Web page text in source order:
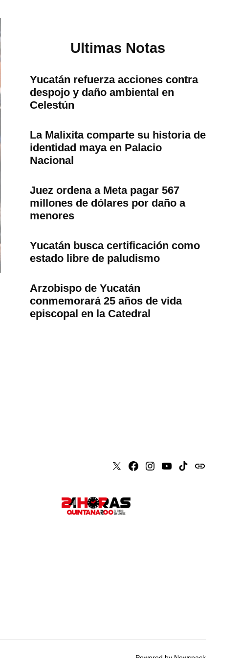
Ultimas Notas
Yucatán refuerza acciones contra
despojo y daño ambiental en
Celestún
La Malixita comparte su historia de
identidad maya en Palacio
Nacional
Juez ordena a Meta pagar 567
millones de dólares por daño a
menores
Yucatán busca certificación como
estado libre de paludismo
Arzobispo de Yucatán
conmemorará 25 años de vida
episcopal en la Catedral
X Faceboook
Instagram
Youtube
Tiktokissuu